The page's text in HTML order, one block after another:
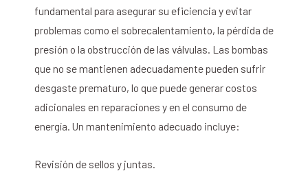
fundamental para asegurar su eficiencia y evitar
problemas como el sobrecalentamiento, la pérdida de
presión o la obstrucción de las válvulas. Las bombas
que no se mantienen adecuadamente pueden sufrir
desgaste prematuro, lo que puede generar costos
adicionales en reparaciones y en el consumo de
energía. Un mantenimiento adecuado incluye:
Revisión de sellos y juntas.